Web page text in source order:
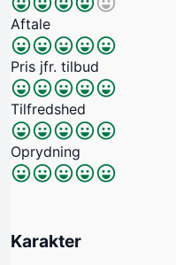
Aftale
Pris jfr. tilbud
Tilfredshed
Oprydning
Karakter